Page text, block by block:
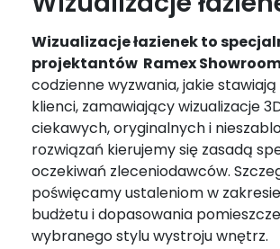
Wizualizacje łazienek to
projektantów Ramex
codzienne wyzwania, jakie
klienci, zamawiający wizualizacje
ciekawych, oryginalnych i
rozwiązań kierujemy się zasadą
oczekiwań zleceniodawców.
poświęcamy ustaleniom w
budżetu i dopasowania
wybranego stylu wystroju wnętrz.